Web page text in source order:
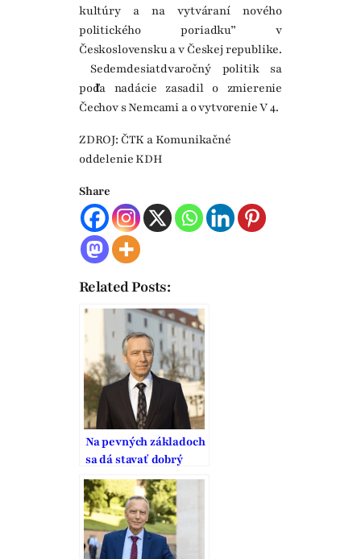
kultúry a na vytváraní nového
politického poriadku” v
Československu a v Českej republike.
Sedemdesiatdvaročný politik sa
podľa nadácie zasadil o zmierenie
Čechov s Nemcami a o vytvorenie V 4.
ZDROJ: ČTK a Komunikačné
oddelenie KDH
Share
Related Posts:
Na pevných základoch
sa dá stavať dobrý
domov